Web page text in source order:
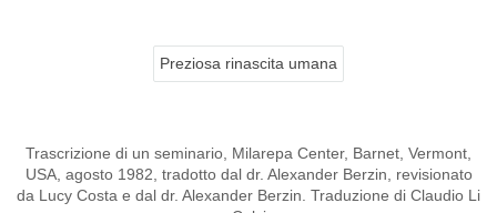
Preziosa rinascita umana
Trascrizione di un seminario, Milarepa Center, Barnet, Vermont,
USA, agosto 1982, tradotto dal dr. Alexander Berzin, revisionato
da Lucy Costa e dal dr. Alexander Berzin. Traduzione di Claudio Li